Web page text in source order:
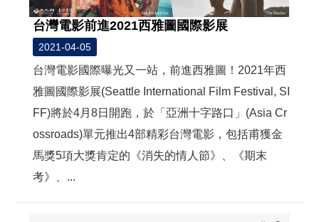
台灣電影前進2021西雅圖國際影展
2021-04-05
台灣電影國際曝光又一站，前進西雅圖！2021年西
雅圖國際影展(Seattle International Film Festival, SI
FF)將於4月8日開跑，於「亞洲十字路口」(Asia Cr
ossroads)單元推出4部精彩台灣電影，包括甫獲金
馬獎5項大獎肯定的《消失的情人節》、《期末
考》、...